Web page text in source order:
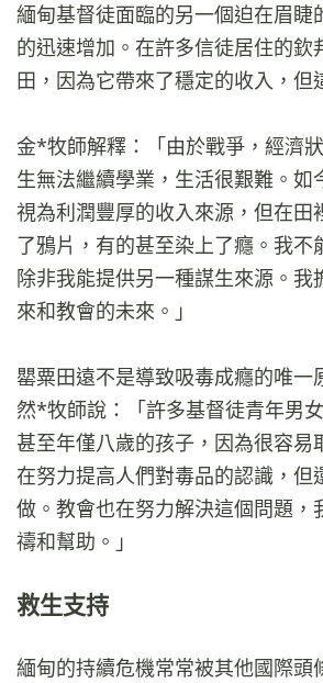
緬甸基督徒面臨的另一個迫在眉睫
的迅速增加。在許多信徒居住的欽
田，因為它帶來了穩定的收入，但
金*牧師解釋：「由於戰爭，經濟
生無法繼續學業，生活很艱難。如
視為利潤豐厚的收入來源，但在田
了鴉片，有的甚至染上了癮。我不
除非我能提供另一種謀生來源。我
來和教會的未來。」
罌粟田遠不是​​導致吸毒成癮的唯一
然*牧師說：「許多基督徒青年男
甚至年僅八歲的孩子，因為很容易
在努力提高人們對毒品的認識，但
做。教會也在努力解決這個問題，
禱和幫助。」
救生支持
緬甸的持續危機常常被其他國際頭